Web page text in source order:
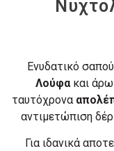
Ενυδατικό
Λούφα και
ταυτόχρονα
αντιμετώπιση
Για ιδανικά